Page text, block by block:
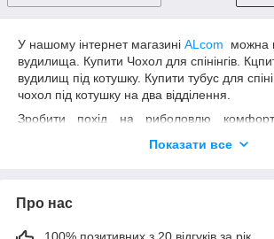
У нашому інтернет магазині ALcom
можна
вудилища. Купити Чохол для спінінгів.
вудилищ під котушку. Купити тубус для
чохол під котушку на два відділення.
Зробити похід на риболовлю
допоможуть зберегти їх у повній
вудилищ. Відмінна заміна громіздких
Показати все
Про нас